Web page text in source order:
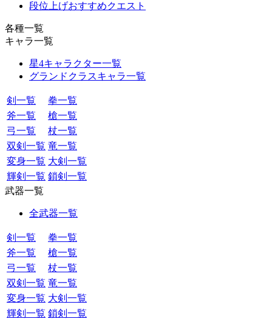
段位上げおすすめクエスト
各種一覧
キャラ一覧
星4キャラクター一覧
グランドクラスキャラ一覧
剣一覧
拳一覧
斧一覧
槍一覧
弓一覧
杖一覧
双剣一覧 竜一覧
変身一覧 大剣一覧
輝剣一覧 鎖剣一覧
武器一覧
全武器一覧
剣一覧
拳一覧
斧一覧
槍一覧
弓一覧
杖一覧
双剣一覧 竜一覧
変身一覧 大剣一覧
輝剣一覧 鎖剣一覧